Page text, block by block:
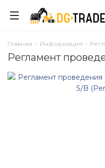
Главная - Информация -
Регламент